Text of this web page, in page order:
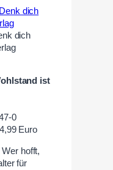
dich
ist
0
Euro
Wer hofft,
für